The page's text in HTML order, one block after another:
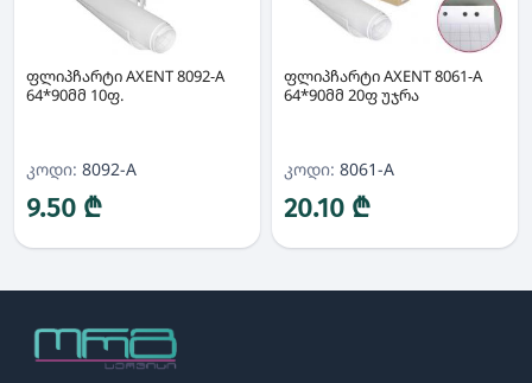
ფლიპჩარტი AXENT 8092-A
64*90მმ 10ფ.
კოდი: 8092-A
9.50 ₾
ფლიპჩარტი AXENT 8061-A
64*90მმ 20ფ უჯრა
კოდი: 8061-A
20.10 ₾